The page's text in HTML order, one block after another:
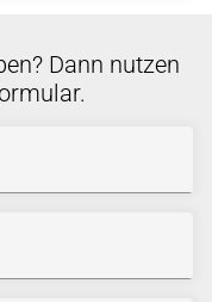
Dann nutzen